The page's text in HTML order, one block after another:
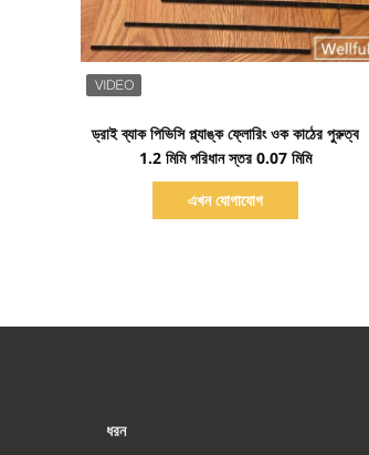
ড্রাই ব্যাক পিভিসি প্ল্যাঙ্ক ফ্লোরিং ওক কাঠের পুরুত্ব
1.2 মিমি পরিধান স্তর 0.07 মিমি
এখন যোগাযোগ
ধরন